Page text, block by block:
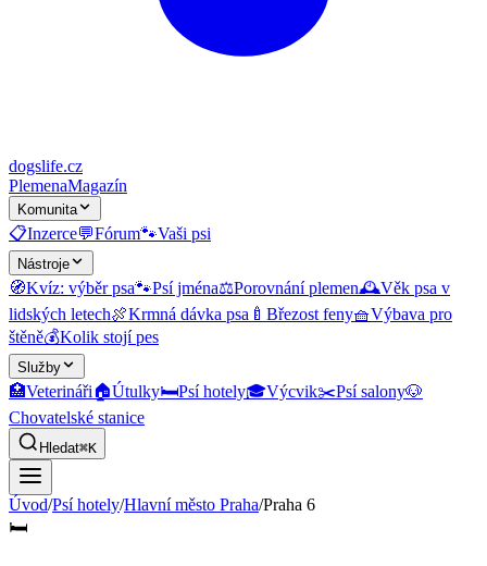
dogslife.cz
PlemenaMagazín
Komunita
📋Inzerce💬Fórum🐾Vaši psi
Nástroje
🧭Kvíz: výběr psa🐾Psí jména⚖️Porovnání plemen🕰️Věk psa v
lidských letech🍖Krmná dávka psa 🍼 Březost feny🧺Výbava pro
štěně💰Kolik stojí pes
Služby
🏥Veterináři🏠Útulky🛏️Psí hotely🎓Výcvik✂️Psí salony🐶
Chovatelské stanice
Hledat⌘K
Úvod/Psí hotely/Hlavní město Praha/Praha 6
🛏️